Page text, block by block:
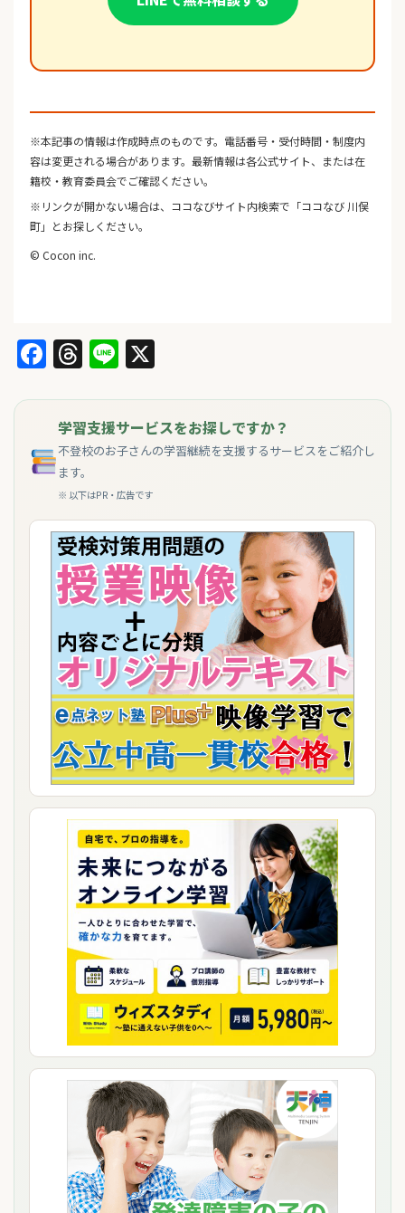
※本記事の情報は作成時点のものです。電話番号・受付時間・制度内
容は変更される場合があります。最新情報は各公式サイト、または在
籍校・教育委員会でご確認ください。
※リンクが開かない場合は、ココなびサイト内検索で「ココなび 川俣
町」とお探しください。
© Cocon inc.
Facebook
Threads
Line
学習支援サービスをお探しですか？
不登校のお子さんの学習継続を支援するサービスをご紹介し
ます。
※ 以下はPR・広告です